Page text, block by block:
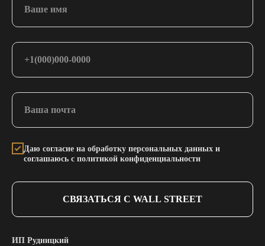
Даю согласие на обработку персональных данных и
соглашаюсь с политикой конфиденциальности
СВЯЗАТЬСЯ С WALL STREET
ИП Рудницкий